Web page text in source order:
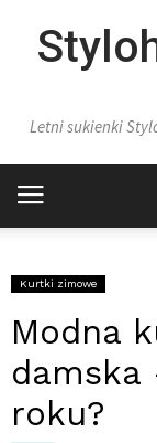
Letni sukienki
Kurtki zimowe
Modna
roku?